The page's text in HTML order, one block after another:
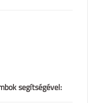
segítségével: